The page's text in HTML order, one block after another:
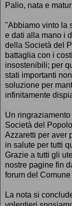
Palio, nata e
"Abbiamo vinto la
e dati alla mano i
della Società del
battaglia con i
insostenibili; per
stati importanti
soluzione per
infinitamente
Un
Società del
Azzaretti per aver
in salute per tutti
Grazie a tutti gli
nostre pagine fin
forum del
La nota si